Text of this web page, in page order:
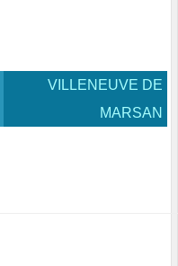
VILLENEUVE DE
MARSAN